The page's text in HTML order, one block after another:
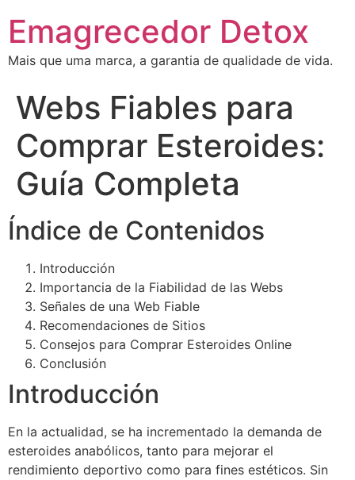
Emagrecedor Detox
Mais que uma marca, a garantia de qualidade de vida.
Webs Fiables para
Comprar Esteroides:
Guía Completa
Índice de Contenidos
Introducción
Importancia de la Fiabilidad de las Webs
Señales de una Web Fiable
Recomendaciones de Sitios
Consejos para Comprar Esteroides Online
Conclusión
Introducción
En la actualidad, se ha incrementado la demanda de
esteroides anabólicos, tanto para mejorar el
rendimiento deportivo como para fines estéticos. Sin